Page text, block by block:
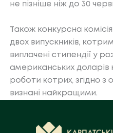
не пізніше ніж до 30
Також конкурсна
двох випускників,
виплачені стипендії у
американських доларів
роботи котрих, згідно з
визнані найкращими.